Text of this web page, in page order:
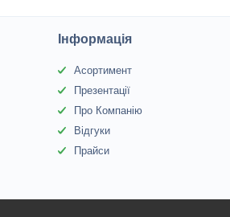
Інформація
Асортимент
Презентації
Про Компанію
Відгуки
Прайси